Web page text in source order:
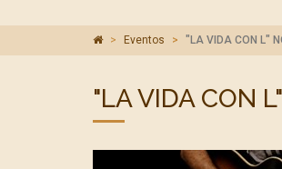
Eventos "LA VIDA CON L"
"LA VIDA CON